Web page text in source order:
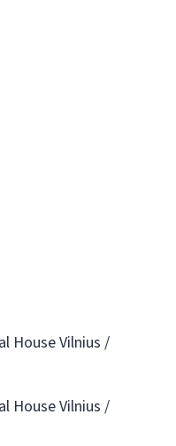
House Vilnius /
House Vilnius /